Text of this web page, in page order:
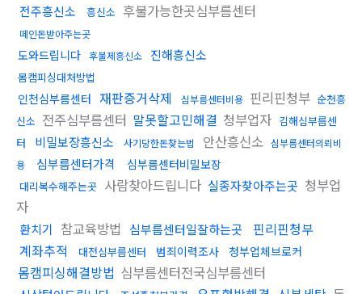
전주흥신소 흥신소 후불가능한곳심부름센터
떼인돈받아주는곳
도와드립니다 후불제흥신소 진해흥신소
몸캠피싱대처방법
인천심부름센터 재판증거삭제 심부름센터비용 핀리핀청부 순천흥
신소 전주심부름센터 말못할고민해결 청부업자 김해심부름센
터
비밀보장흥신소 사기당한돈찾는법 안산흥신소 심부름센터의뢰비
용
심부름센터가격 심부름센터비밀보장
대리복수해주는곳 사람찾아드립니다 실종자찾아주는곳 청부업
자
환치기 참교육방법 심부름센터일잘하는곳
핀리핀청부
계좌추적
대전심부름센터 범죄이력조사 청부업체브로커
몸캠피싱해결방법 심부름센터전국심부름센터